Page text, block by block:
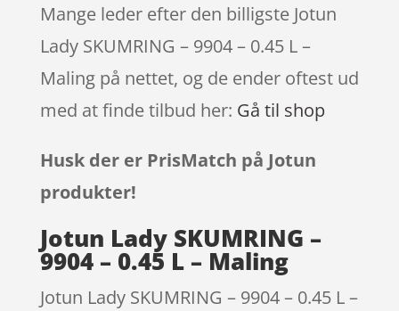
Mange leder efter den billigste Jotun
Lady SKUMRING – 9904 – 0.45 L –
Maling på nettet, og de ender oftest ud
med at finde tilbud her: Gå til shop
Husk der er PrisMatch på Jotun
produkter!
Jotun Lady SKUMRING –
9904 – 0.45 L – Maling
Jotun Lady SKUMRING – 9904 – 0.45 L –